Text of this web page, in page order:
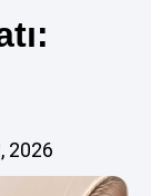
2026